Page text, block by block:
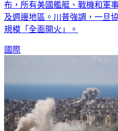
布，所有美國艦艇、戰機和軍
及週邊地區。川普強調，一旦
規模「全面開火」。
國際